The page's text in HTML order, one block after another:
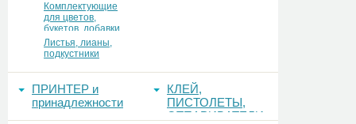
Комплектующие
для цветов,
букетов, добавки
Листья, лианы,
подкустники
ПРИНТЕР и
принадлежности
КЛЕЙ,
ПИСТОЛЕТЫ,
ОТПАРИВАТЕЛИ